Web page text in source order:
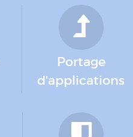
Portage
d'applications